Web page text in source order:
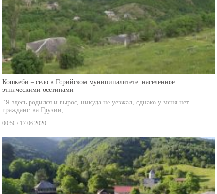
Кошкеби – село в Горийском муниципалитете, населенное
этническими осетинами
"Я здесь родился и вырос, никуда не уезжал, однако у меня нет
гражданства Грузии,
00:50 / 17.06.2020